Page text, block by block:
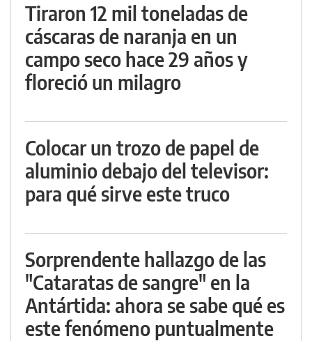
Tiraron 12 mil toneladas de
cáscaras de naranja en un
campo seco hace 29 años y
floreció un milagro
Colocar un trozo de papel de
aluminio debajo del televisor:
para qué sirve este truco
Sorprendente hallazgo de las
"Cataratas de sangre" en la
Antártida: ahora se sabe qué es
este fenómeno puntualmente